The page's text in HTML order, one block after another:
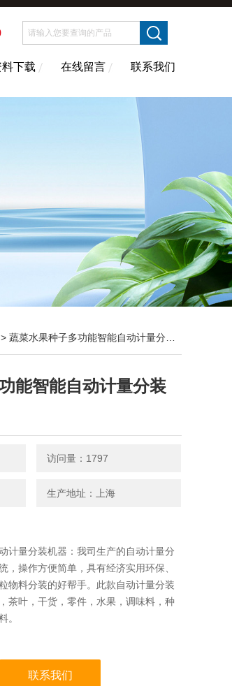
料下载 在线留言 联系我们
> 蔬菜水果种子多功能智能自动计量分装机器
能智能自动计量分装
访问量：1797
生产地址：上海
计量分装机器：我司生产的自动计量分
，操作方便简单，具有经济实用环保、
物料分装的好帮手。此款自动计量分装
茶叶，干货，零件，水果，调味料，种
。
联系我们